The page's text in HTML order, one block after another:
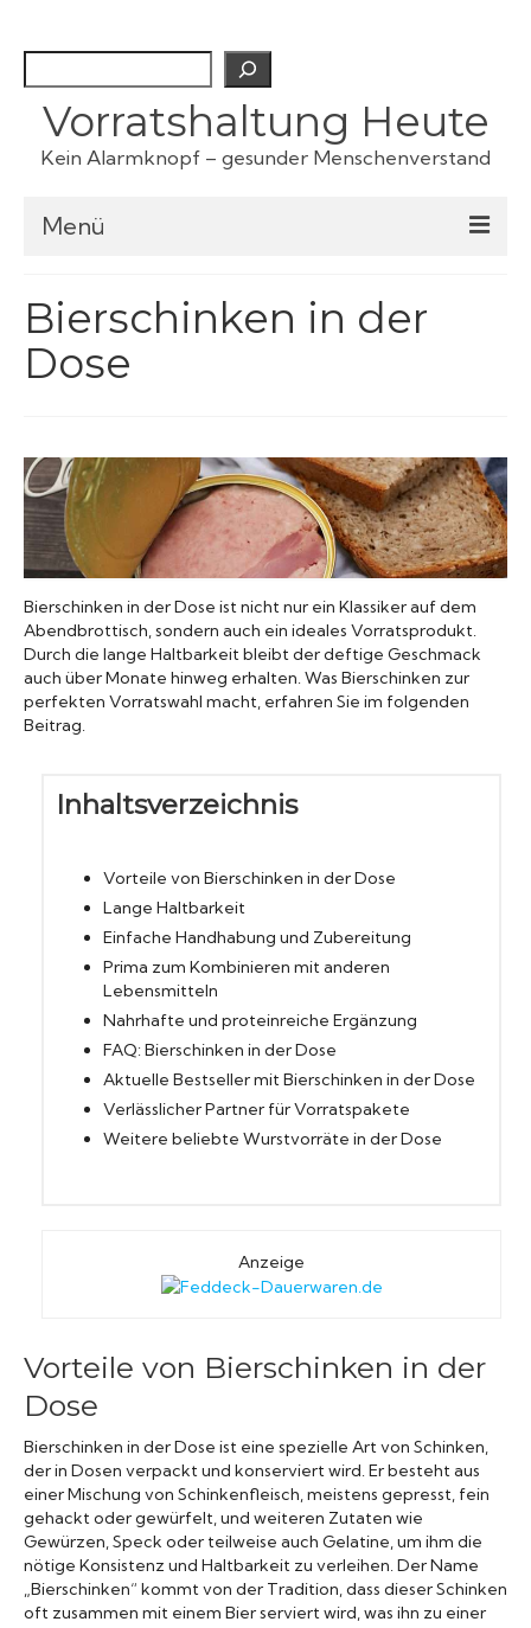
Vorratshaltung Heute
Kein Alarmknopf – gesunder Menschenverstand
Menü
Fertiggerichte
Kartoffeln
Konserven
Nudeln
Marmelade
Bierschinken in der
Dose
Bierschinken in der Dose ist nicht nur ein Klassiker auf dem
Abendbrottisch, sondern auch ein ideales Vorratsprodukt.
Durch die lange Haltbarkeit bleibt der deftige Geschmack
auch über Monate hinweg erhalten. Was Bierschinken zur
perfekten Vorratswahl macht, erfahren Sie im folgenden
Beitrag.
Inhaltsverzeichnis
Vorteile von Bierschinken in der Dose
Lange Haltbarkeit
Einfache Handhabung und Zubereitung
Prima zum Kombinieren mit anderen
Lebensmitteln
Nahrhafte und proteinreiche Ergänzung
FAQ: Bierschinken in der Dose
Aktuelle Bestseller mit Bierschinken in der Dose
Verlässlicher Partner für Vorratspakete
Weitere beliebte Wurstvorräte in der Dose
Anzeige
Vorteile von Bierschinken in der
Dose
Bierschinken in der Dose ist eine spezielle Art von Schinken,
der in Dosen verpackt und konserviert wird. Er besteht aus
einer Mischung von Schinkenfleisch, meistens gepresst, fein
gehackt oder gewürfelt, und weiteren Zutaten wie
Gewürzen, Speck oder teilweise auch Gelatine, um ihm die
nötige Konsistenz und Haltbarkeit zu verleihen. Der Name
„Bierschinken“ kommt von der Tradition, dass dieser Schinken
oft zusammen mit einem Bier serviert wird, was ihn zu einer